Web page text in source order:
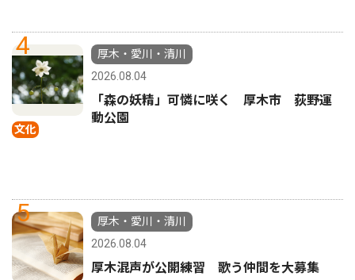
4
文化
厚木・愛川・清川
2026.08.04
「森の妖精」可憐に咲く 厚木市 荻野運
動公園
5
厚木・愛川・清川
2026.08.04
厚木混声が公開練習 歌う仲間を大募集